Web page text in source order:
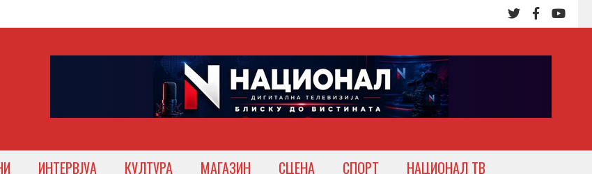
ИНТЕРВЈУА КУЛТУРА МАГАЗИН СЦЕНА СПОРТ
НАЦИОНАЛ ТВ